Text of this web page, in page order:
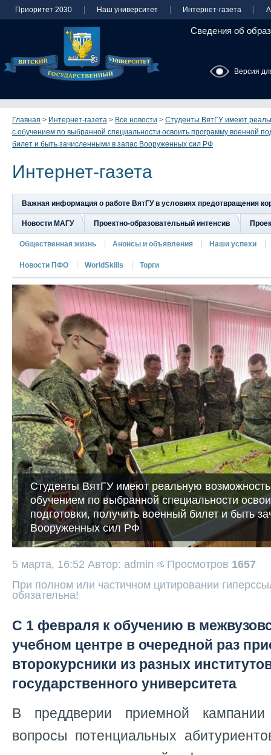
Приоритет 2030 Наш университет Интернет-газета
Сведения об
Версия
Главная > Интернет-газета > Все новости > Студенты ВятГУ имеют
с обучением по выбранной специальности освоить программу военной
билет и быть зачисленными в запас Вооруженных сил РФ
Интернет-газета
Важная информация о работе ВятГУ в условиях предотвращения
Новости МАГУ Проектно-образовательный интенсив
Общественная жизнь Анонсы и объявления Наши успехи
Новости ПФО WorldSkills Торги
Студенты ВятГУ имеют реальную
обучением по выбранной специальности
подготовки, получить военный билет и быть
Вооруженных сил РФ
5 марта, 16:52 Автор: admin Просмотров 1657
При полном или частичном цитировании
обязательна!
С 1 февраля к обучению в
учебном центре в очередной раз
второкурсники из разных
государственного университета
В преддверии приемной
вопросы потенциальных